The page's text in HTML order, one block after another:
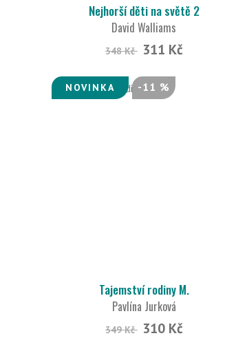
Nejhorší děti na světě 2
David Walliams
348 Kč 311 Kč
NOVINKA -11 %
Tajemství rodiny M.
Pavlína Jurková
349 Kč 310 Kč